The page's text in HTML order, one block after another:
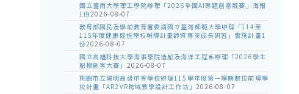
國立臺南大學理工學院辦理「2026全國AI專題創意競賽」海報
1份2026-08-07
教育部國民及學前教育署委請國立臺灣師範大學辦理「114至
115年度健康促進學校輔導計畫師資專業成長研習」實施計畫1
份2026-08-07
國立高雄科技大學海事學院造船及海洋工程系辦理「2026學生
船模創客大賽」 2026-08-07
桃園市立陽明高級中等學校辦理115學年度第一學期數位前導學
校計畫「AR2VR跨域教學設計工作坊」 2026-08-07